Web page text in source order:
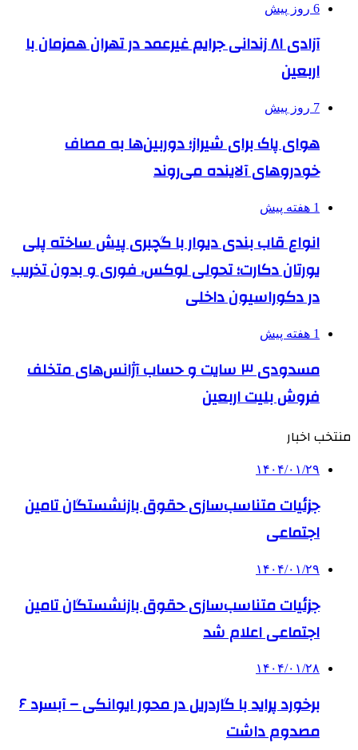
6 روز پیش
آزادی ۸۱ زندانی جرایم غیرعمد در تهران همزمان با
اربعین
7 روز پیش
هوای پاک برای شیراز؛ دوربین‌ها به مصاف
خودروهای آلاینده می‌روند
1 هفته پیش
انواع قاب بندی دیوار با گچبری پیش ساخته پلی
یورتان دکارت؛ تحولی لوکس، فوری و بدون تخریب
در دکوراسیون داخلی
1 هفته پیش
مسدودی ۳ سایت و حساب آژانس‌های متخلف
فروش بلیت اربعین
منتخب اخبار
۱۴۰۴/۰۱/۲۹
جزئیات متناسب‌سازی حقوق بازنشستگان تامین
اجتماعی
۱۴۰۴/۰۱/۲۹
جزئیات متناسب‌سازی حقوق بازنشستگان تامین
اجتماعی اعلام شد
۱۴۰۴/۰۱/۲۸
برخورد پراید با گاردریل در محور ایوانکی – آبسرد ۶
مصدوم داشت